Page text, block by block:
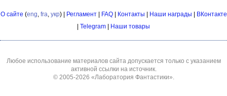
О сайте (eng, fra, укр) | Регламент| FAQ| Контакты | Наши награды | ВКонтакте
| Telegram | Наши товары
Любое использование материалов сайта допускается только с указанием
активной ссылки на источник.
© 2005-2026 «Лаборатория Фантастики».